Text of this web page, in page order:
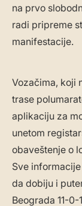
na prvo
radi pripreme
manifestacije.
Vozačima, koji
trase
aplikaciju za
unetom
obaveštenje o
Sve
da dobiju i
Beograda 11-0-